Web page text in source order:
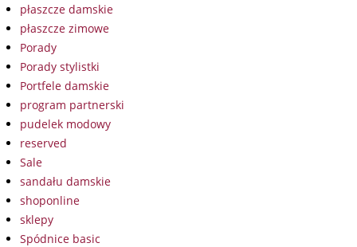
płaszcze damskie
płaszcze zimowe
Porady
Porady stylistki
Portfele damskie
program partnerski
pudelek modowy
reserved
Sale
sandału damskie
shoponline
sklepy
Spódnice basic